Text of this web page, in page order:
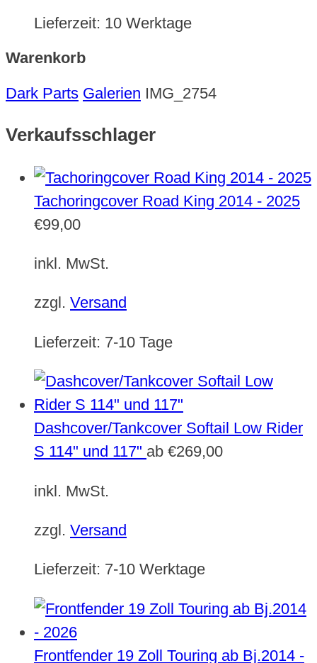
Lieferzeit: 10 Werktage
Warenkorb
Dark Parts Galerien IMG_2754
Verkaufsschlager
Tachoringcover Road King 2014 - 2025
€99,00
inkl. MwSt.
zzgl. Versand
Lieferzeit: 7-10 Tage
Dashcover/Tankcover Softail Low Rider
S 114" und 117" ab €269,00
inkl. MwSt.
zzgl. Versand
Lieferzeit: 7-10 Werktage
Frontfender 19 Zoll Touring ab Bj.2014 -